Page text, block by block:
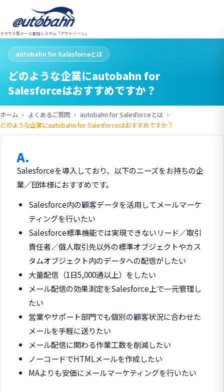
クラウド型メール配信システム「アウトバーン」
autobahn for Salesforceとは
どのような企業にautobahn for
Salesforceはおすすめですか？
ホーム よくあるご質問
autobahn for Salesforceとは
どのような企業にautobahn for Salesforceはおすすめですか？
A.
Salesforceを導入しており、以下のニーズをお持ちの企
業／団体様におすすめです。
Salesforce内の顧客データを活用してメールマーケ
ティングを行いたい
Salesforce標準機能では実現できないリード／取引
責任者／個人取引先以外の標準オブジェクトやカス
タムオブジェクト内のデータへの配信がしたい
大量配信（1日5,000通以上）をしたい
メール配信の効果測定をSalesforce上で一元管理し
たい
営業やサポート部門でも個別の顧客状況に合わせた
メールを手軽に送りたい
メール配信に関わる作業工数を削減したい
ノーコードでHTMLメールを作成したい
MAよりも安価にメールマーケティングを行いたい